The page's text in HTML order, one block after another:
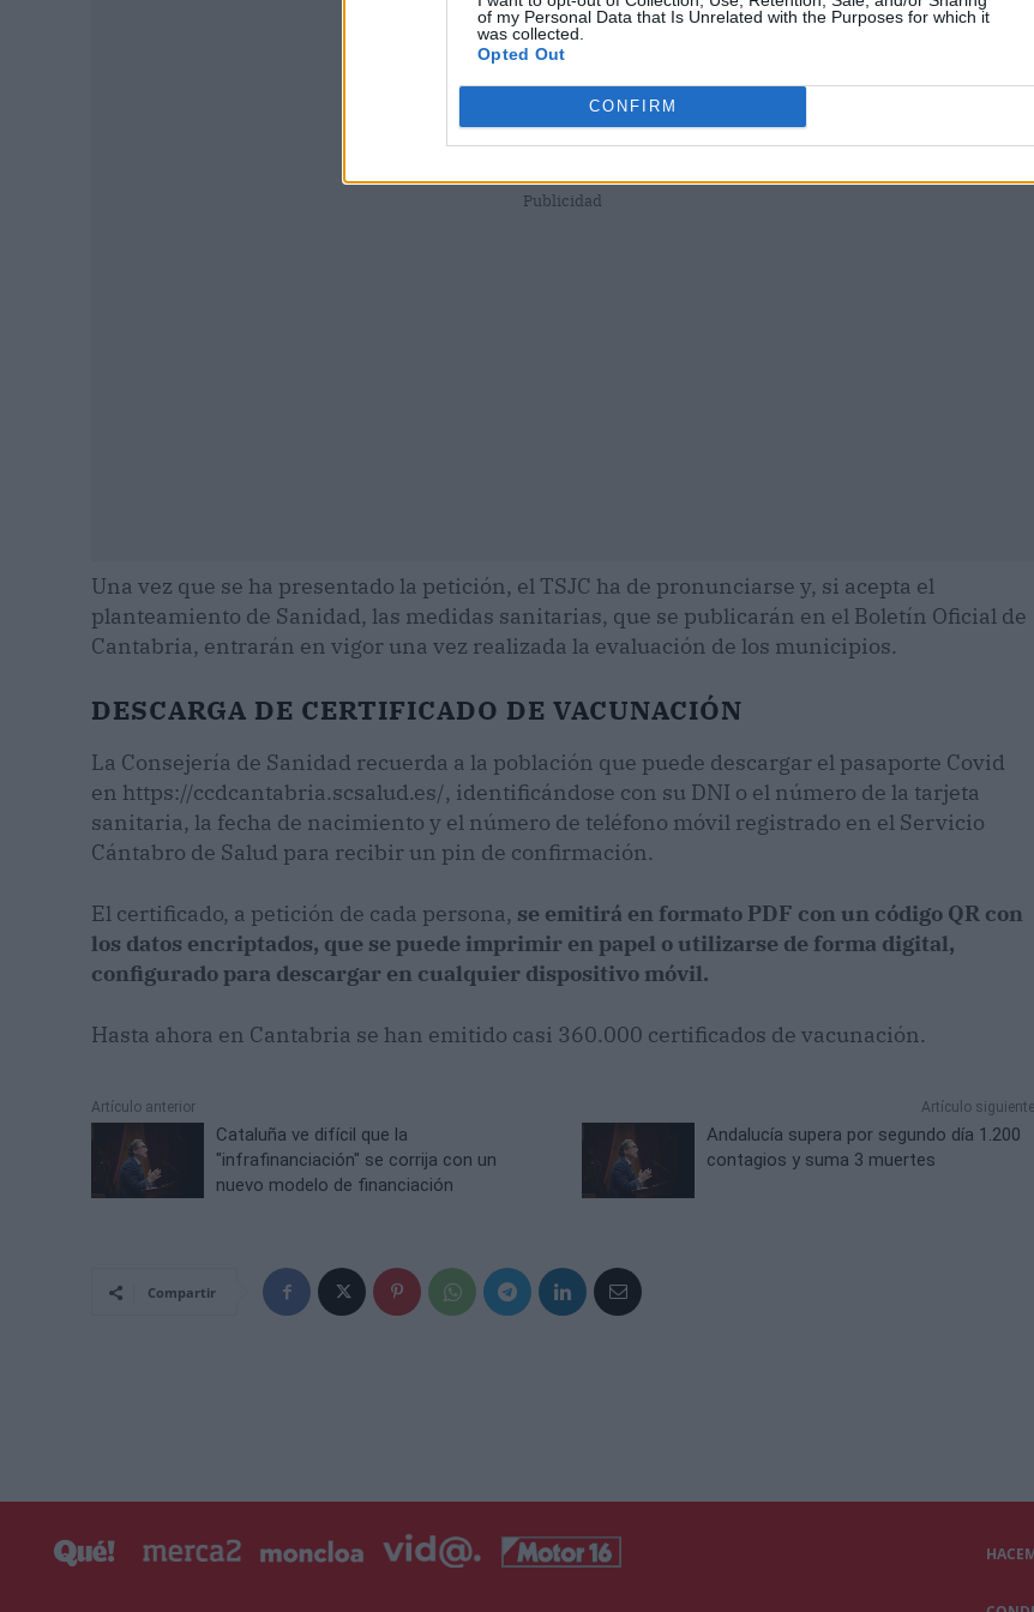
of my Personal Data that Is Unrelated with the Purposes for which it
was collected.
Opted Out
CONFIRM
Publicidad
Una vez que se ha presentado la petición, el TSJC ha de pronunciarse y, si acepta el
planteamiento de Sanidad, las medidas sanitarias, que se publicarán en el Boletín Oficial de
Cantabria, entrarán en vigor una vez realizada la evaluación de los municipios.
DESCARGA DE CERTIFICADO DE VACUNACIÓN
La Consejería de Sanidad recuerda a la población que puede descargar el pasaporte Covid
en https://ccdcantabria.scsalud.es/, identificándose con su DNI o el número de la tarjeta
sanitaria, la fecha de nacimiento y el número de teléfono móvil registrado en el Servicio
Cántabro de Salud para recibir un pin de confirmación.
El certificado, a petición de cada persona, se emitirá en formato PDF con un código QR con
los datos encriptados, que se puede imprimir en papel o utilizarse de forma digital,
configurado para descargar en cualquier dispositivo móvil.
Hasta ahora en Cantabria se han emitido casi 360.000 certificados de vacunación.
Artículo anterior
Cataluña ve difícil que la
"infrafinanciación" se corrija con un
nuevo modelo de financiación
Artículo siguiente
Andalucía supera por segundo día 1.200
contagios y suma 3 muertes
Compartir